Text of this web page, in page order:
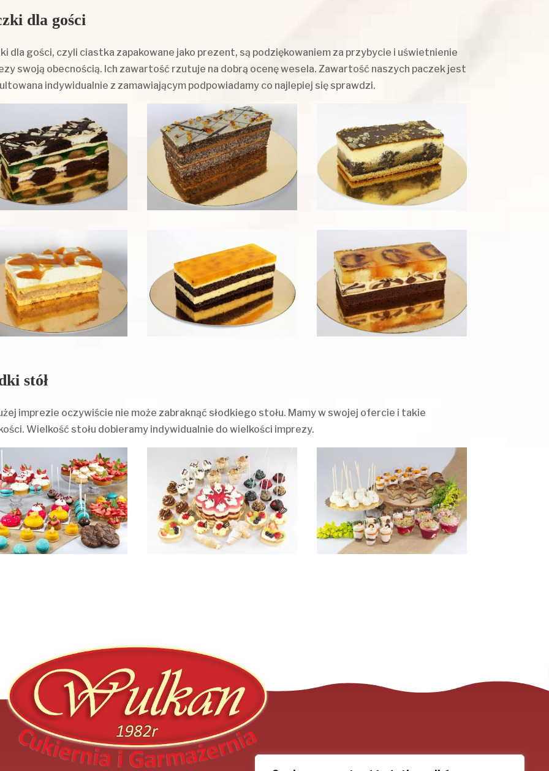
dla gości
dla gości, czyli ciastka zapakowane jako prezent, są podziękowaniem za przybycie i uświetnienie
swoją obecnością. Ich zawartość rzutuje na dobrą ocenę wesela. Zawartość naszych paczek jest
indywidualnie z zamawiającym podpowiadamy co najlepiej się sprawdzi.
stół
imprezie oczywiście nie może zabraknąć słodkiego stołu. Mamy w swojej ofercie i takie
Wielkość stołu dobieramy indywidualnie do wielkości imprezy.